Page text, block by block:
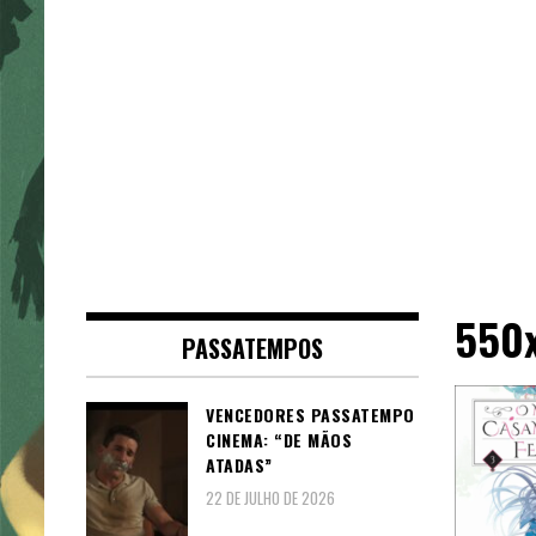
PASSATEMPOS
VENCEDORES PASSATEMPO
CINEMA: “DE MÃOS
ATADAS”
22 DE JULHO DE 2026